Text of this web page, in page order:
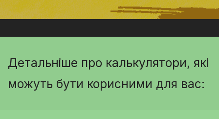
Детальніше про калькулятори, які
можуть бути корисними для вас: